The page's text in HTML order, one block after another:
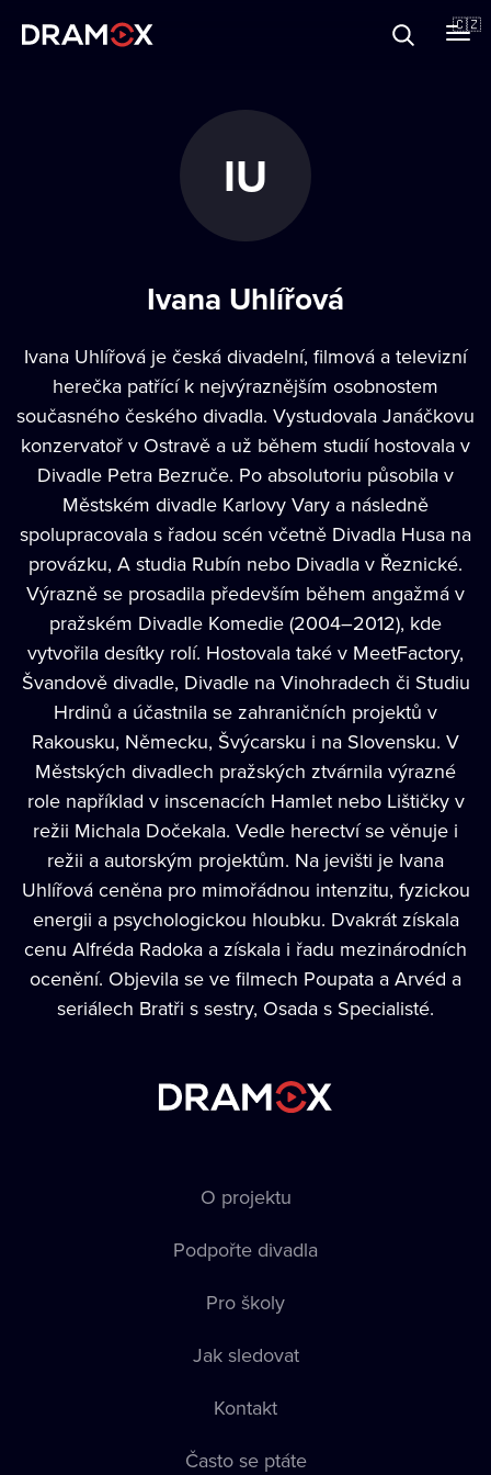
🇨🇿
IU
Ivana Uhlířová
Ivana Uhlířová je česká divadelní, filmová a televizní
herečka patřící k nejvýraznějším osobnostem
současného českého divadla. Vystudovala Janáčkovu
konzervatoř v Ostravě a už během studií hostovala v
Divadle Petra Bezruče. Po absolutoriu působila v
Městském divadle Karlovy Vary a následně
spolupracovala s řadou scén včetně Divadla Husa na
provázku, A studia Rubín nebo Divadla v Řeznické.
Výrazně se prosadila především během angažmá v
pražském Divadle Komedie (2004–2012), kde
vytvořila desítky rolí. Hostovala také v MeetFactory,
Švandově divadle, Divadle na Vinohradech či Studiu
Hrdinů a účastnila se zahraničních projektů v
Rakousku, Německu, Švýcarsku i na Slovensku. V
Městských divadlech pražských ztvárnila výrazné
role například v inscenacích Hamlet nebo Lištičky v
režii Michala Dočekala. Vedle herectví se věnuje i
režii a autorským projektům. Na jevišti je Ivana
Uhlířová ceněna pro mimořádnou intenzitu, fyzickou
energii a psychologickou hloubku. Dvakrát získala
cenu Alfréda Radoka a získala i řadu mezinárodních
ocenění. Objevila se ve filmech Poupata a Arvéd a
seriálech Bratři s sestry, Osada s Specialisté.
O projektu
Podpořte divadla
Pro školy
Jak sledovat
Kontakt
Často se ptáte